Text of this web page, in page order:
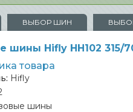
ВЫБОР ШИН
шины Hifly HH102 315/
товара
Hifly
шины